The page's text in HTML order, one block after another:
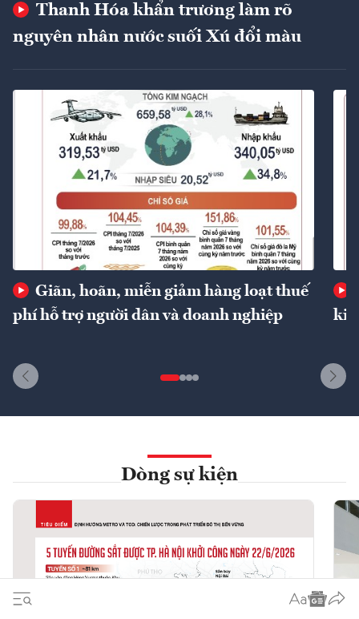
Thanh Hóa khẩn trương làm rõ
nguyên nhân nước suối Xú đổi màu
Giãn, hoãn, miễn giảm hàng loạt thuế
phí hỗ trợ người dân và doanh nghiệp
Dòng sự kiện